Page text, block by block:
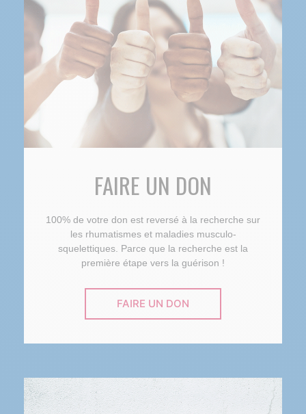
FAIRE UN DON
100% de votre don est reversé à la recherche sur
les rhumatismes et maladies musculo-
squelettiques. Parce que la recherche est la
première étape vers la guérison !
FAIRE UN DON